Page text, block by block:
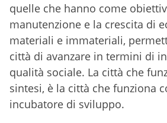
quelle che hanno come
manutenzione e la crescita di
materiali e immateriali,
città di avanzare in termini di
qualità sociale. La città che
sintesi, è la città che funziona
incubatore di sviluppo.